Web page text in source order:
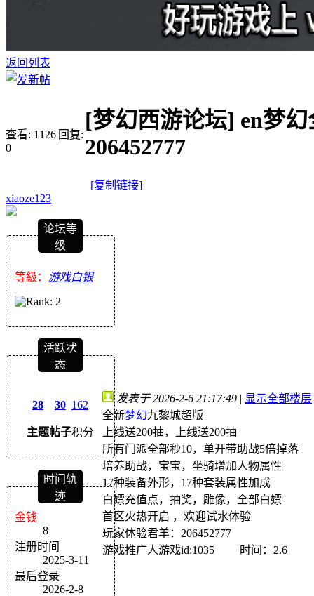
返回列表
查看: 1126|回复:
0
[梦幻西游论坛] en梦
206452777
[复制链接]
xiaoze123
论坛等
级
等級： 游戏白银
活跃状
态
28
主题
30
帖子
162
积分
时间轨
迹
金钱
8
注册时间
2025-3-11
最后登录
2026-2-8
发表于 2026-2-6 21:17:49 | 显示全部楼层
全新梦幻九黎城超版
上线送200抽，上线送200抽
所有门派全部秒10，单开带助战5倍掉落
培养助战，宝宝，坐骑增加人物属性
17种装备外形，17种套装属性加成
白嫖充值点，抽奖，雕像，全部白嫖
首区火热开启 ，欢迎试水体验
玩家体验君羊：206452777
游戏推广人游戏id:1035 时间：2.6